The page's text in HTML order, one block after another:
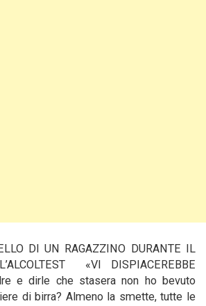
DI UN RAGAZZINO DURANTE IL
«VI DISPIACEREBBE
e dirle che stasera non ho bevuto
di birra? Almeno la smette, tutte le